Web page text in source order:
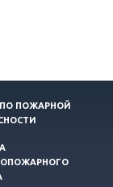
ПОЖАРНОЙ